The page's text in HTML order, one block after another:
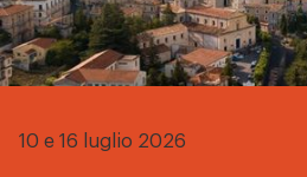
10 e 16 luglio 2026